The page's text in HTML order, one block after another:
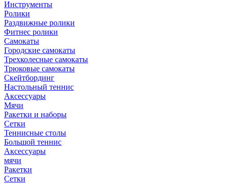
Инструменты
Ролики
Раздвижные ролики
Фитнес ролики
Самокаты
Городские самокаты
Трехколесные самокаты
Трюковые самокаты
Скейтбординг
Настольный теннис
Аксессуары
Мячи
Ракетки и наборы
Сетки
Теннисные столы
Большой теннис
Аксессуары
мячи
Ракетки
Сетки